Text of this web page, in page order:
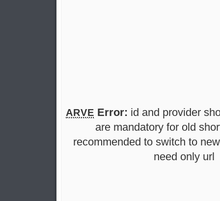
ARVE Error: id and provider
are mandatory for old
recommended to switch to
need only url